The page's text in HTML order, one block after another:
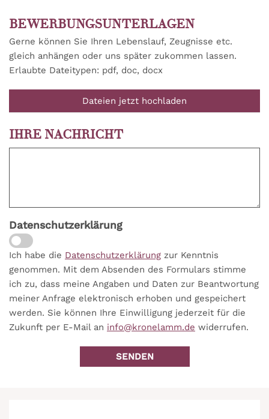
BEWERBUNGSUNTERLAGEN
Gerne können Sie Ihren Lebenslauf, Zeugnisse etc.
gleich anhängen oder uns später zukommen lassen.
Erlaubte Dateitypen: pdf, doc, docx
Dateien jetzt hochladen
IHRE NACHRICHT
Datenschutzerklärung
Ich habe die Datenschutzerklärung zur Kenntnis
genommen. Mit dem Absenden des Formulars stimme
ich zu, dass meine Angaben und Daten zur Beantwortung
meiner Anfrage elektronisch erhoben und gespeichert
werden. Sie können Ihre Einwilligung jederzeit für die
Zukunft per E-Mail an info@kronelamm.de widerrufen.